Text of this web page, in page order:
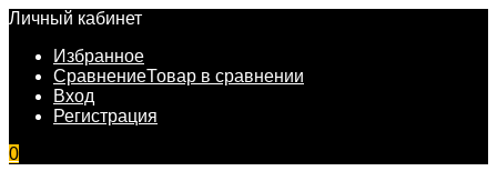
Личный кабинет
Избранное
СравнениеТовар в сравнении
Вход
Регистрация
0